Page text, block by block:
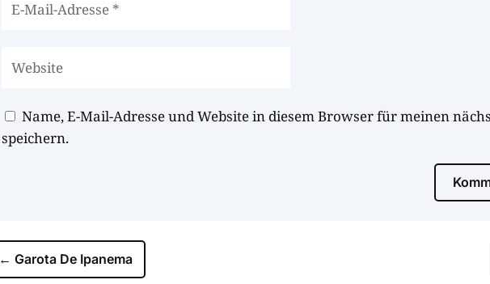
Name, E-Mail-Adresse und Website in diesem Browser für meinen
speichern.
← Garota De Ipanema